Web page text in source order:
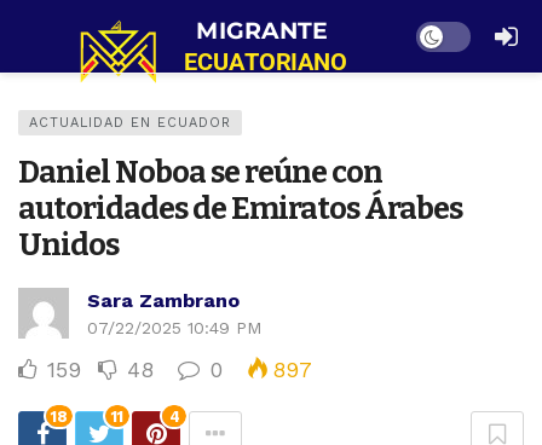
Dark mode
ACTUALIDAD EN ECUADOR
Daniel Noboa se reúne con
autoridades de Emiratos Árabes
Unidos
Sara Zambrano
07/22/2025 10:49 PM
159 48 0 897
18 11 4